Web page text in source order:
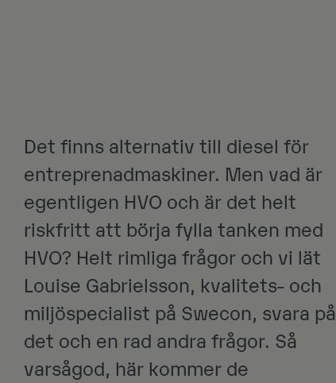
Det finns alternativ till diesel för
entreprenadmaskiner. Men vad är
egentligen HVO och är det helt
riskfritt att börja fylla tanken med
HVO? Helt rimliga frågor och vi lät
Louise Gabrielsson, kvalitets- och
miljöspecialist på Swecon, svara på
det och en rad andra frågor. Så
varsågod, här kommer de